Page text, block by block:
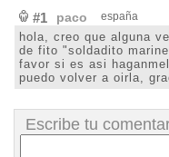
#1 paco españa
hola, creo que alguna
de fito "soldadito
favor si es asi
puedo volver a oirla,
Escribe tu